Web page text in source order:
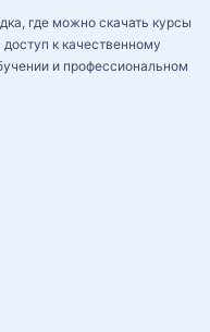
где можно скачать курсы
к качественному
и профессиональном